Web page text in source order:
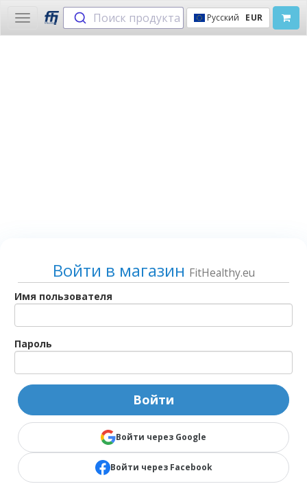
Toggle
navigation
Поиск продукта Русский EUR
Войти в магазин FitHealthy.eu
Имя пользователя
Пароль
Войти
Войти через Google
Войти через Facebook